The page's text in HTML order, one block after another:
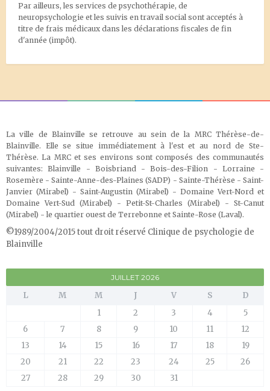
Par ailleurs, les services de psychothérapie, de
neuropsychologie et les suivis en travail social sont acceptés à
titre de frais médicaux dans les déclarations fiscales de fin
d'année (impôt).
La ville de Blainville se retrouve au sein de la MRC Thérèse-de-
Blainville. Elle se situe immédiatement à l'est et au nord de Ste-
Thérèse. La MRC et ses environs sont composés des communautés
suivantes: Blainville - Boisbriand - Bois-des-Filion - Lorraine -
Rosemère - Sainte-Anne-des-Plaines (SADP) - Sainte-Thérèse - Saint-
Janvier (Mirabel) - Saint-Augustin (Mirabel) - Domaine Vert-Nord et
Domaine Vert-Sud (Mirabel) - Petit-St-Charles (Mirabel) - St-Canut
(Mirabel) - le quartier ouest de Terrebonne et Sainte-Rose (Laval).
©1989/2004/2015 tout droit réservé Clinique de psychologie de
Blainville
JUILLET 2026
L M M J V S
D
1
2 3 4
5
6
7 8 9 10 11
12
13
14 15 16 17 18
19
20
21 22 23 24 25
26
27
28 29 30 31